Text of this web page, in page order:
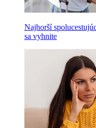
Najhorší
sa vyhnite